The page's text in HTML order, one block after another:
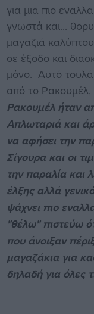
για μια πιο
γνωστά και...
μαγαζιά
σε έξοδο και
μόνο. Αυτό
από το
Ρακουμέλ ήταν
Απλωταριά και
να αφήσει την
Σίγουρα και οι
την παραλία και
έλξης αλλά
ψάχνει πιο
"θέλω" πιστεύω
που άνοιξαν
μαγαζάκια για
δηλαδή για όλες